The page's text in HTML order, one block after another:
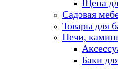
Щепа
Садовая
Товары для
Печи,
Баки